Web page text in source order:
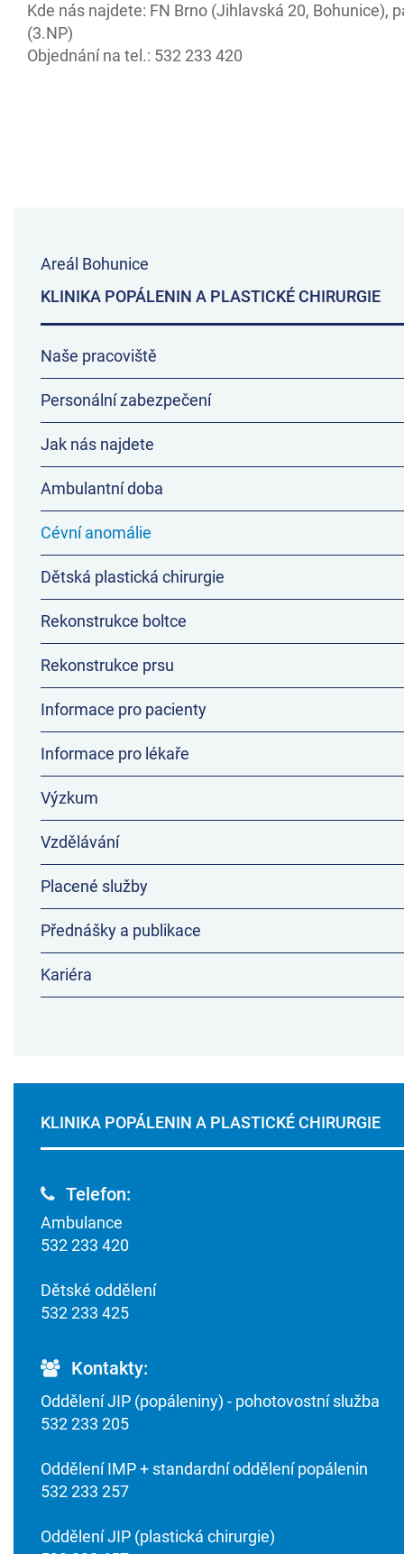
Kde nás najdete: FN Brno (Jihlavská 20, Bohunice),
(3.NP)
Objednání na tel.: 532 233 420
Areál Bohunice
KLINIKA POPÁLENIN A PLASTICKÉ CHIRURGIE
Naše pracoviště
Personální zabezpečení
Jak nás najdete
Ambulantní doba
Cévní anomálie
Dětská plastická chirurgie
Rekonstrukce boltce
Rekonstrukce prsu
Informace pro pacienty
Informace pro lékaře
Výzkum
Vzdělávání
Placené služby
Přednášky a publikace
Kariéra
KLINIKA POPÁLENIN A PLASTICKÉ CHIRURGIE
Telefon:
Ambulance
532 233 420
Dětské oddělení
532 233 425
Kontakty:
Oddělení JIP (popáleniny) - pohotovostní služba
532 233 205
Oddělení IMP + standardní oddělení popálenin
532 233 257
Oddělení JIP (plastická chirurgie)